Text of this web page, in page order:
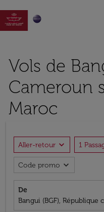

Vols de
Cameroun
Maroc
Aller-retour expand_more 1
Code promo expand_more
De
Bangui (BGF), République